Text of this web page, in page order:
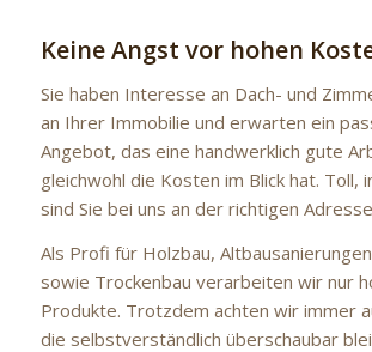
Keine Angst vor hohen
Sie haben Interesse an Dach- und
an Ihrer Immobilie und erwarten ein
Angebot, das eine handwerklich gute
gleichwohl die Kosten im Blick hat. Toll,
sind Sie bei uns an der richtigen
Als Profi für Holzbau,
sowie Trockenbau verarbeiten wir nur
Produkte. Trotzdem achten wir immer
die selbstverständlich überschaubar